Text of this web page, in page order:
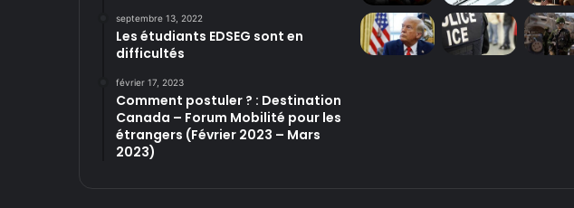
septembre 13, 2022
Les étudiants EDSEG sont en
difficultés
février 17, 2023
Comment postuler ? : Destination
Canada – Forum Mobilité pour les
étrangers (Février 2023 – Mars
2023)